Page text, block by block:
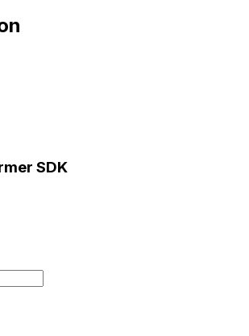
SDK